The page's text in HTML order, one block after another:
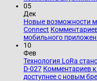
05
Дек
Новые возможности
Connect
мобильного
10
Фев
Технология LoRa
D-027 Комментариев
доступнее с новым